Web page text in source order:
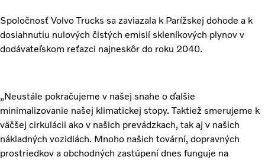
Spoločnosť Volvo Trucks sa zaviazala k Parížskej dohode a k
dosiahnutiu nulových čistých emisií skleníkových plynov v
dodávateľskom reťazci najneskôr do roku 2040.
„Neustále pokračujeme v našej snahe o ďalšie
minimalizovanie našej klimatickej stopy. Taktiež smerujeme k
väčšej cirkulácii ako v našich prevádzkach, tak aj v našich
nákladných vozidlách. Mnoho našich tovární, dopravných
prostriedkov a obchodných zastúpení dnes funguje na